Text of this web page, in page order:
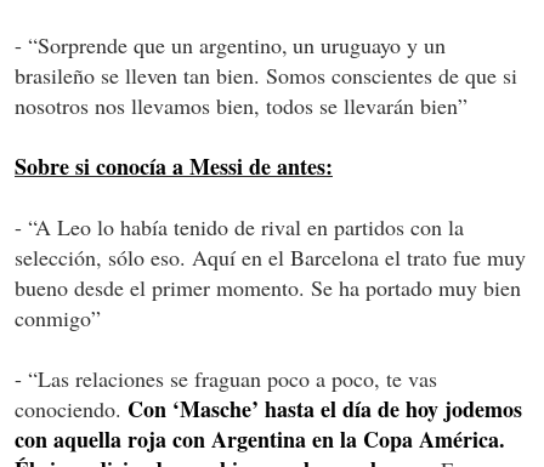
- “Sorprende que un argentino, un uruguayo y un
brasileño se lleven tan bien. Somos conscientes de que si
nosotros nos llevamos bien, todos se llevarán bien”
Sobre si conocía a Messi de antes:
- “A Leo lo había tenido de rival en partidos con la
selección, sólo eso. Aquí en el Barcelona el trato fue muy
bueno desde el primer momento. Se ha portado muy bien
conmigo”
- “Las relaciones se fraguan poco a poco, te vas
conociendo. Con ‘Masche’ hasta el día de hoy jodemos
con aquella roja con Argentina en la Copa América.